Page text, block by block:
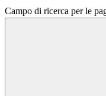
Campo di ricerca per le